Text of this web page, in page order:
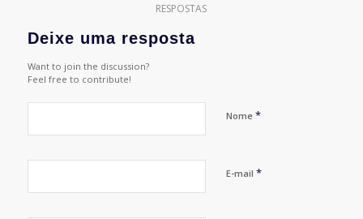
RESPOSTAS
Deixe uma resposta
Want to join the discussion?
Feel free to contribute!
Nome *
E-mail *